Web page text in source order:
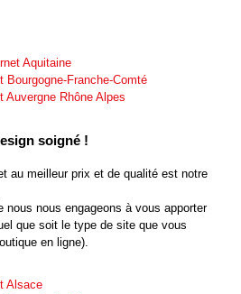
Aquitaine
Bourgogne-Franche-Comté
Auvergne Rhône Alpes
soigné !
au meilleur prix et de qualité est notre
nous nous engageons à vous apporter
que soit le type de site que vous
en ligne).
Alsace